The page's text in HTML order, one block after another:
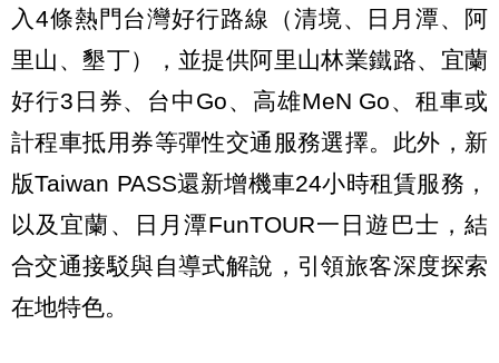
入4條熱門台灣好行路線（清境、日月潭、阿
里山、墾丁），並提供阿里山林業鐵路、宜蘭
好行3日券、台中Go、高雄MeN Go、租車或
計程車抵用券等彈性交通服務選擇。此外，新
版Taiwan PASS還新增機車24小時租賃服務，
以及宜蘭、日月潭FunTOUR一日遊巴士，結
合交通接駁與自導式解說，引領旅客深度探索
在地特色。